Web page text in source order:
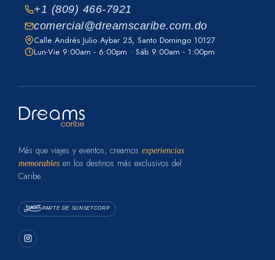
+1 (809) 466-7921
comercial@dreamscaribe.com.do
Calle Andrés Julio Aybar 25, Santo Domingo 10127
Lun-Vie 9:00am - 6:00pm · Sáb 9:00am - 1:00pm
Más que viajes y eventos, creamos experiencias
memorables en los destinos más exclusivos del
Caribe.
PARTE DE SUNSETCORP